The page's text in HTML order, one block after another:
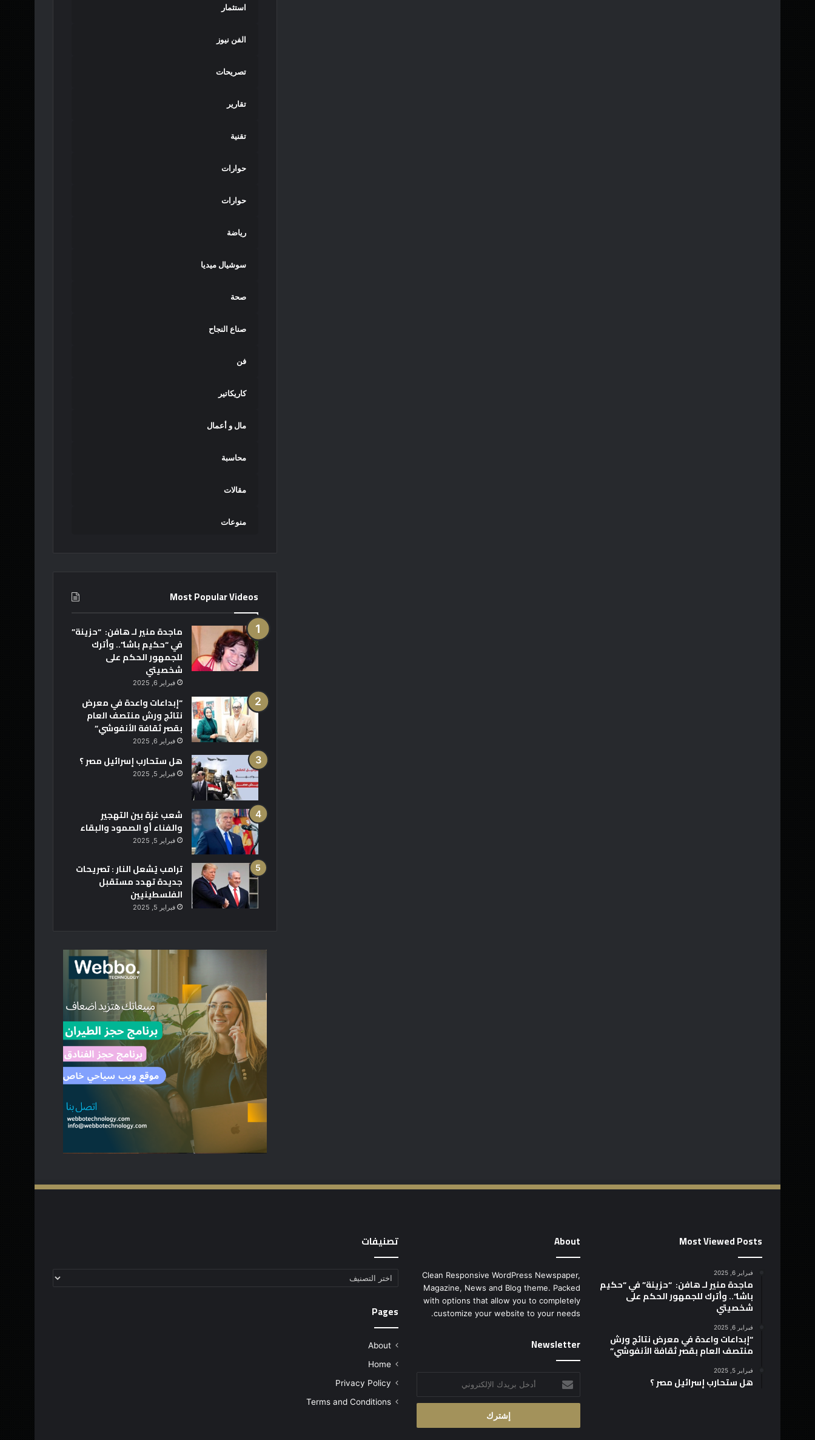
استثمار
الفن نيوز
تصريحات
تقارير
تقنية
حوارات
حوارات
رياضة
سوشيال ميديا
صحة
صناع النجاح
فن
كاريكاتير
مال و أعمال
محاسبة
مقالات
منوعات
Most Popular Videos
ماجدة منير لـ هافن: “حزينة”
في “حكيم باشا”.. وأترك
للجمهور الحكم على
شخصيتي
فبراير 6, 2025
“إبداعات واعدة في معرض
نتائج ورش منتصف العام
بقصر ثقافة الأنفوشي”
فبراير 6, 2025
هل ستحارب إسرائيل مصر ؟
فبراير 5, 2025
شعب غزة بين التهجير
والفناء أو الصمود والبقاء
فبراير 5, 2025
ترامب يُشعل النار : تصريحات
جديدة تهدد مستقبل
الفلسطينيين
فبراير 5, 2025
Most Viewed Posts
فبراير 6, 2025
ماجدة منير لـ هافن: “حزينة” في “حكيم
باشا”.. وأترك للجمهور الحكم على
شخصيتي
فبراير 6, 2025
“إبداعات واعدة في معرض نتائج ورش
منتصف العام بقصر ثقافة الأنفوشي”
فبراير 5, 2025
هل ستحارب إسرائيل مصر ؟
About
Clean Responsive WordPress Newspaper,
Magazine, News and Blog theme. Packed
with options that allow you to completely
customize your website to your needs.
Newsletter
بريدك
الإلكتروني
تصنيفات
تصنيفات
Pages
About
Home
Privacy Policy
Terms and Conditions